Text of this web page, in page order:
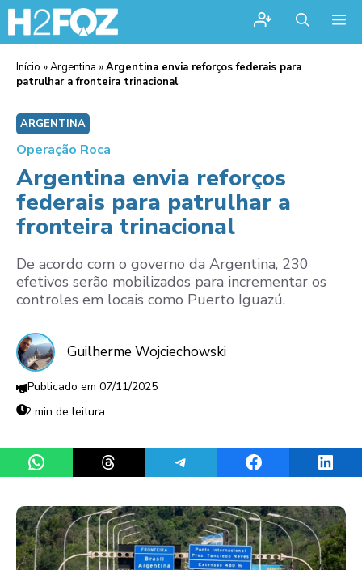
Início »Argentina »Argentina envia reforços federais para
patrulhar a fronteira trinacional
ARGENTINA
Operação Roca
Argentina envia reforços
federais para patrulhar a
fronteira trinacional
De acordo com o governo da Argentina, 230
efetivos serão mobilizados para incrementar os
controles em locais como Puerto Iguazú.
Guilherme Wojciechowski
07/11/2025
2 min de leitura
Share on WhatsAppShare on ThreadsShare on TelegramShare on Facebook